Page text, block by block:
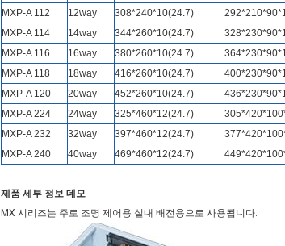
MXP-A 112
12way 308*240*10(24.7)
MXP-A 114
14way 344*260*10(24.7)
MXP-A 116
16way 380*260*10(24.7)
MXP-A 118
18way 416*260*10(24.7)
MXP-A 120
20way 452*260*10(24.7)
MXP-A 224
24way 325*460*12(24.7)
MXP-A 232
32way 397*460*12(24.7)
MXP-A 240
40way 469*460*12(24.7)
제품 세부 정보 데모
MX 시리즈는 주로 조명 제어용 실내 배전용으로 사용됩니다.